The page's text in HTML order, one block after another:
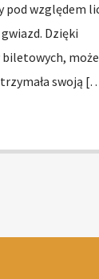
pod względem
Dzięki
swoją